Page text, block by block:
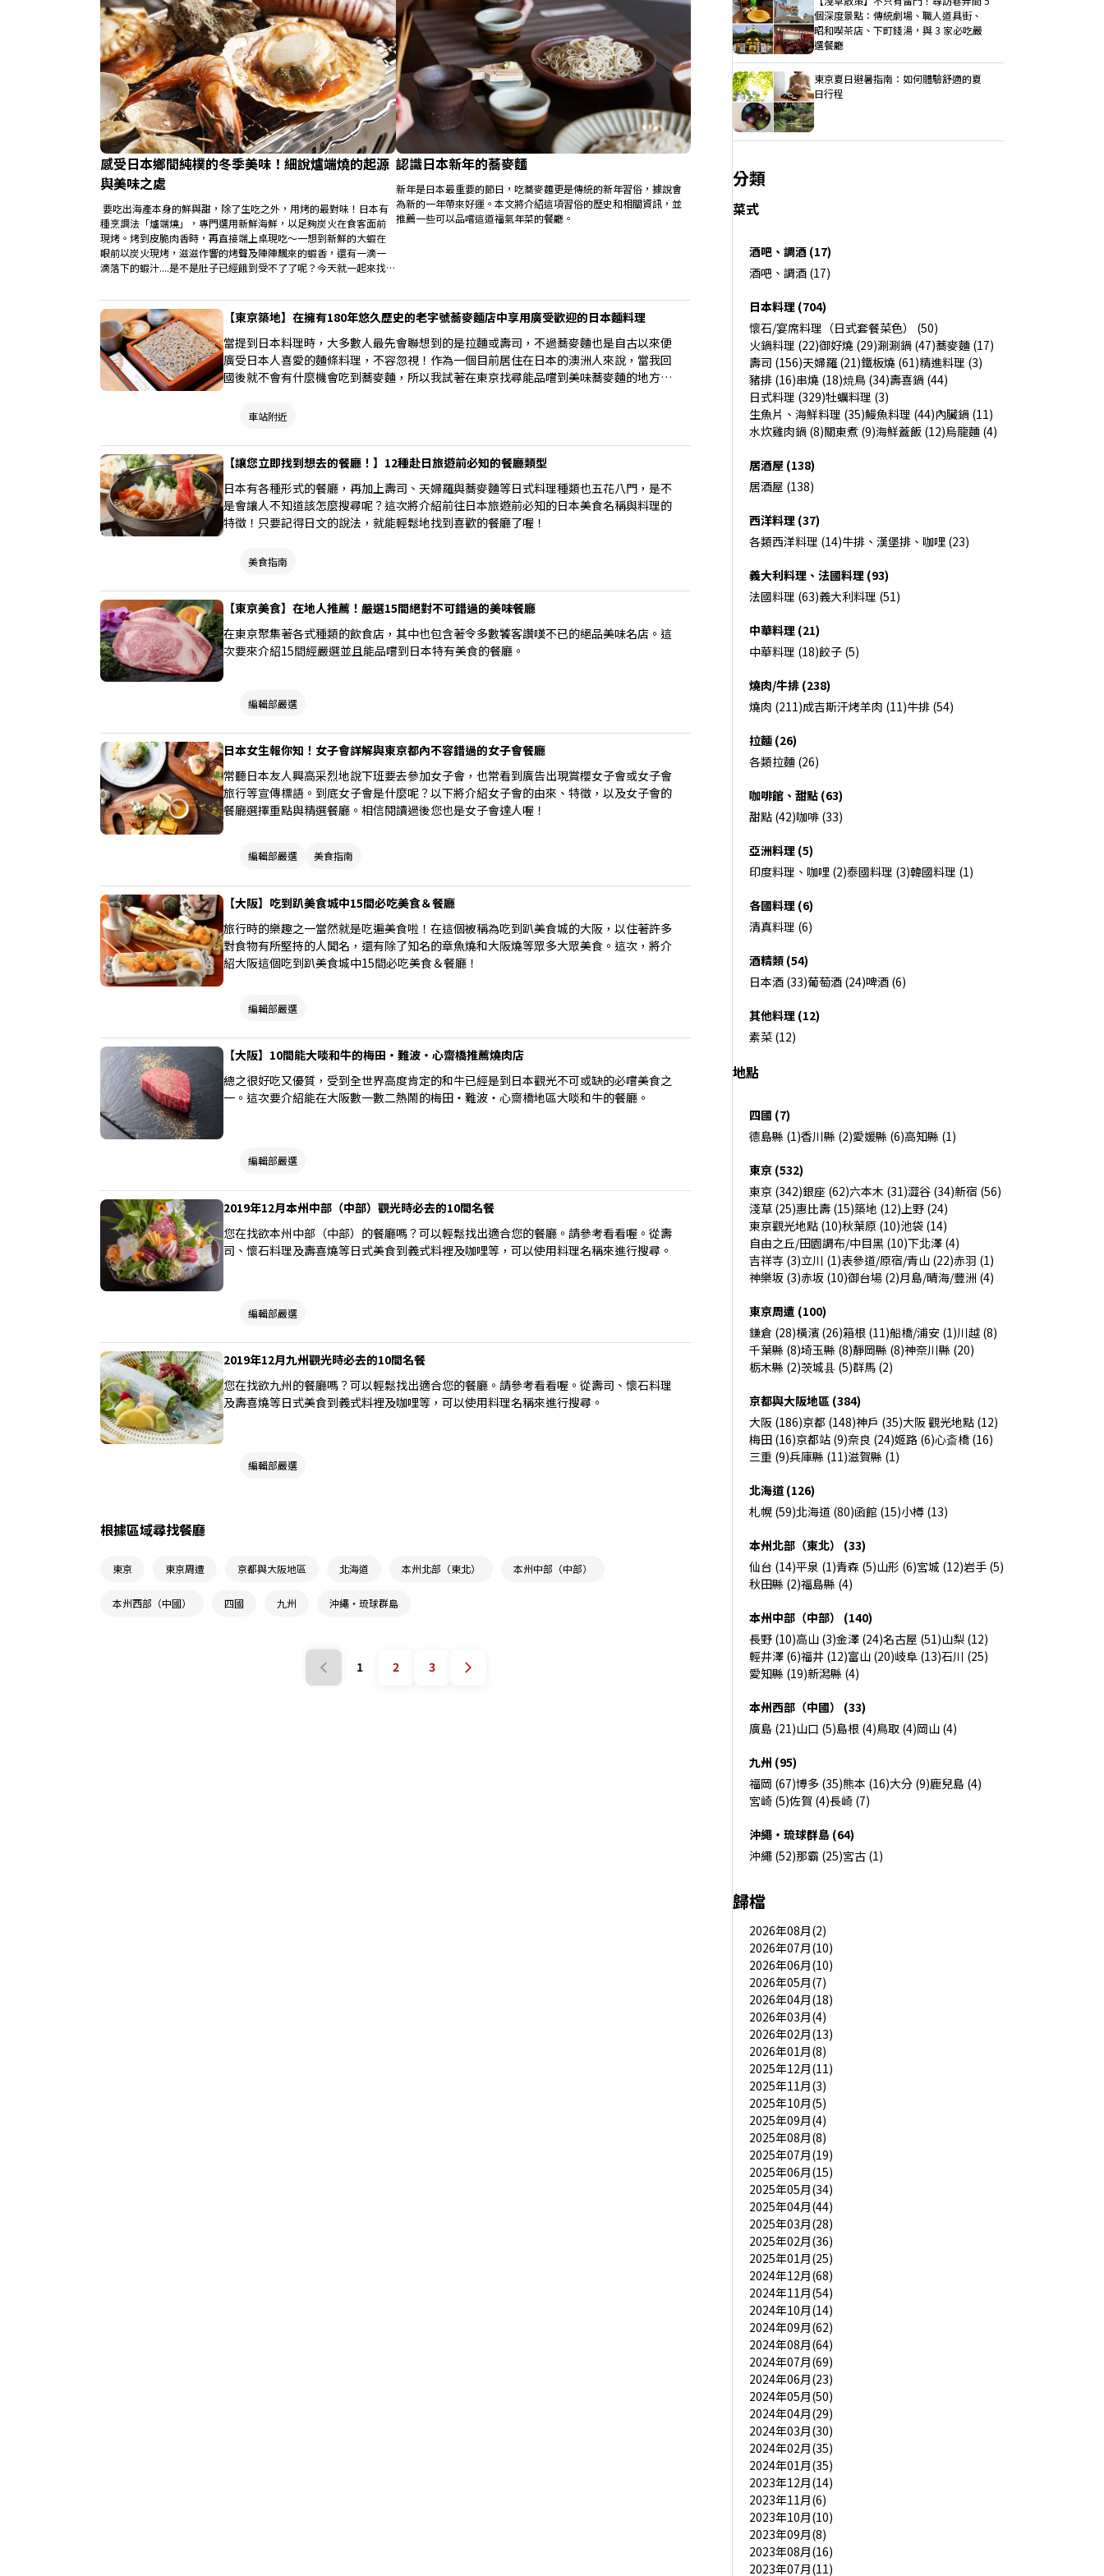
感受日本鄉間純樸的冬季美味！細說爐端燒的起源
與美味之處
要吃出海產本身的鮮與甜，除了生吃之外，用烤的最對味！日本有
種烹調法「爐端燒」，專門選用新鮮海鮮，以足夠炭火在食客面前
現烤。烤到皮脆肉香時，再直接端上桌現吃～一想到新鮮的大蝦在
眼前以炭火現烤，滋滋作響的烤聲及陣陣飄來的蝦香，還有一滴一
滴落下的蝦汁....是不是肚子已經餓到受不了了呢？今天就一起來找
認識日本新年的蕎麥麵
新年是日本最重要的節日，吃蕎麥麵更是傳統的新年習俗，據說會
為新的一年帶來好運。本文將介紹這項習俗的歷史和相關資訊，並
推薦一些可以品嚐這道福氣年菜的餐廳。
【東京築地】在擁有180年悠久歷史的老字號蕎麥麵店中享用廣受歡迎的日本麵料理
當提到日本料理時，大多數人最先會聯想到的是拉麵或壽司，不過蕎麥麵也是自古以來便
廣受日本人喜愛的麵條料理，不容忽視！作為一個目前居住在日本的澳洲人來說，當我回
國後就不會有什麼機會吃到蕎麥麵，所以我試著在東京找尋能品嚐到美味蕎麥麵的地方。
是，我最近發現到築地其實也是一個享用絕品美味蕎麥麵的好去處。我造訪了擁有悠久歷
理。接著我要來介紹蕎麥麵的相關內容及我自己前往該蕎麥麵景點的體驗，快點繼續往下
看吧！
車站附近
【讓您立即找到想去的餐廳！】12種赴日旅遊前必知的餐廳類型
日本有各種形式的餐廳，再加上壽司、天婦羅與蕎麥麵等日式料理種類也五花八門，是不
是會讓人不知道該怎麼搜尋呢？這次將介紹前往日本旅遊前必知的日本美食名稱與料理的
特徵！只要記得日文的說法，就能輕鬆地找到喜歡的餐廳了喔！
美食指南
【東京美食】在地人推薦！嚴選15間絕對不可錯過的美味餐廳
在東京聚集著各式種類的飲食店，其中也包含著令多數饕客讚嘆不已的絕品美味名店。這
次要來介紹15間經嚴選並且能品嚐到日本特有美食的餐廳。
編輯部嚴選
日本女生報你知！女子會詳解與東京都內不容錯過的女子會餐廳
常聽日本友人興高采烈地說下班要去參加女子會，也常看到廣告出現賞櫻女子會或女子會
旅行等宣傳標語。到底女子會是什麼呢？以下將介紹女子會的由來、特徵，以及女子會的
餐廳選擇重點與精選餐廳。相信閱讀過後您也是女子會達人喔！
編輯部嚴選 美食指南
【大阪】吃到趴美食城中15間必吃美食＆餐廳
旅行時的樂趣之一當然就是吃遍美食啦！在這個被稱為吃到趴美食城的大阪，以住著許多
對食物有所堅持的人聞名，還有除了知名的章魚燒和大阪燒等眾多大眾美食。這次，將介
紹大阪這個吃到趴美食城中15間必吃美食＆餐廳！
編輯部嚴選
【大阪】10間能大啖和牛的梅田・難波・心齋橋推薦燒肉店
總之很好吃又優質，受到全世界高度肯定的和牛已經是到日本觀光不可或缺的必嚐美食之
一。這次要介紹能在大阪數一數二熱鬧的梅田・難波・心齋橋地區大啖和牛的餐廳。
編輯部嚴選
2019年12月本州中部（中部）觀光時必去的10間名餐
您在找欲本州中部（中部）的餐廳嗎？可以輕鬆找出適合您的餐廳。請參考看看喔。從壽
司、懷石料理及壽喜燒等日式美食到義式料裡及咖哩等，可以使用料理名稱來進行搜尋。
編輯部嚴選
2019年12月九州觀光時必去的10間名餐
您在找欲九州的餐廳嗎？可以輕鬆找出適合您的餐廳。請參考看看喔。從壽司、懷石料理
及壽喜燒等日式美食到義式料裡及咖哩等，可以使用料理名稱來進行搜尋。
編輯部嚴選
根據區域尋找餐廳
東京 東京周遭 京都與大阪地區 北海道 本州北部（東北） 本州中部（中部）
本州西部（中國） 四國 九州 沖繩・琉球群島
1 2 3
個深度景點：傳統劇場、職人道具街、
昭和喫茶店、下町錢湯，與 3 家必吃嚴
選餐廳
東京夏日避暑指南：如何體驗舒適的夏
日行程
分類
菜式
酒吧、調酒 (17)
酒吧、調酒 (17)
日本料理 (704)
懷石/宴席料理（日式套餐菜色） (50)
火鍋料理 (22)御好燒 (29)涮涮鍋 (47)蕎麥麵 (17)
壽司 (156)天婦羅 (21)鐵板燒 (61)精進料理 (3)
豬排 (16)串燒 (18)焼鳥 (34)壽喜鍋 (44)
日式料理 (329)牡蠣料理 (3)
生魚片、海鮮料理 (35)鰻魚料理 (44)內臟鍋 (11)
水炊雞肉鍋 (8)關東煮 (9)海鮮蓋飯 (12)烏龍麵 (4)
居酒屋 (138)
居酒屋 (138)
西洋料理 (37)
各類西洋料理 (14)牛排、漢堡排、咖哩 (23)
義大利料理、法國料理 (93)
法國料理 (63)義大利料理 (51)
中華料理 (21)
中華料理 (18)餃子 (5)
燒肉/牛排 (238)
燒肉 (211)成吉斯汗烤羊肉 (11)牛排 (54)
拉麵 (26)
各類拉麵 (26)
咖啡館、甜點 (63)
甜點 (42)咖啡 (33)
亞洲料理 (5)
印度料理、咖哩 (2)泰國料理 (3)韓國料理 (1)
各國料理 (6)
清真料理 (6)
酒精類 (54)
日本酒 (33)葡萄酒 (24)啤酒 (6)
其他料理 (12)
素菜 (12)
地點
四國 (7)
德島縣 (1)香川縣 (2)愛媛縣 (6)高知縣 (1)
東京 (532)
東京 (342)銀座 (62)六本木 (31)澀谷 (34)新宿 (56)
淺草 (25)惠比壽 (15)築地 (12)上野 (24)
東京觀光地點 (10)秋葉原 (10)池袋 (14)
自由之丘/田園調布/中目黑 (10)下北澤 (4)
吉祥寺 (3)立川 (1)表參道/原宿/青山 (22)赤羽 (1)
神樂坂 (3)赤坂 (10)御台場 (2)月島/晴海/豐洲 (4)
東京周遭 (100)
鎌倉 (28)橫濱 (26)箱根 (11)船橋/浦安 (1)川越 (8)
千葉縣 (8)埼玉縣 (8)靜岡縣 (8)神奈川縣 (20)
栃木縣 (2)茨城县 (5)群馬 (2)
京都與大阪地區 (384)
大阪 (186)京都 (148)神戶 (35)大阪 觀光地點 (12)
梅田 (16)京都站 (9)奈良 (24)姬路 (6)心斎橋 (16)
三重 (9)兵庫縣 (11)滋賀縣 (1)
北海道 (126)
札幌 (59)北海道 (80)函館 (15)小樽 (13)
本州北部（東北） (33)
仙台 (14)平泉 (1)青森 (5)山形 (6)宮城 (12)岩手 (5)
秋田縣 (2)福島縣 (4)
本州中部（中部） (140)
長野 (10)高山 (3)金澤 (24)名古屋 (51)山梨 (12)
輕井澤 (6)福井 (12)富山 (20)岐阜 (13)石川 (25)
愛知縣 (19)新潟縣 (4)
本州西部（中國） (33)
廣島 (21)山口 (5)島根 (4)鳥取 (4)岡山 (4)
九州 (95)
福岡 (67)博多 (35)熊本 (16)大分 (9)鹿兒島 (4)
宮崎 (5)佐賀 (4)長崎 (7)
沖繩・琉球群島 (64)
沖繩 (52)那霸 (25)宮古 (1)
歸檔
2026年08月(2)
2026年07月(10)
2026年06月(10)
2026年05月(7)
2026年04月(18)
2026年03月(4)
2026年02月(13)
2026年01月(8)
2025年12月(11)
2025年11月(3)
2025年10月(5)
2025年09月(4)
2025年08月(8)
2025年07月(19)
2025年06月(15)
2025年05月(34)
2025年04月(44)
2025年03月(28)
2025年02月(36)
2025年01月(25)
2024年12月(68)
2024年11月(54)
2024年10月(14)
2024年09月(62)
2024年08月(64)
2024年07月(69)
2024年06月(23)
2024年05月(50)
2024年04月(29)
2024年03月(30)
2024年02月(35)
2024年01月(35)
2023年12月(14)
2023年11月(6)
2023年10月(10)
2023年09月(8)
2023年08月(16)
2023年07月(11)